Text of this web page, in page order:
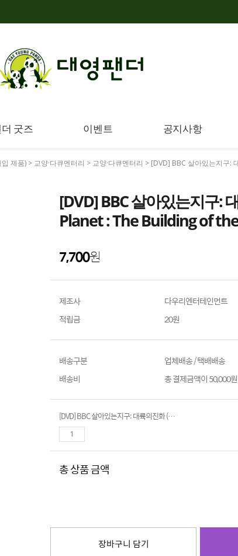
굿즈 이벤트 공지사항
제품) > 교양·다큐멘터리 > 교양·다큐멘터리 > [DVD] BBC 살아있는지구:
[DVD] BBC 살아있는지구:
Planet : The Building of
7,700원
제조사
다우리엔터테인먼트
적립금
20원
배송구분
업체배송 / 택배배송
배송비
총 결제금액이 50,000
[DVD] BBC 살아있는지구: 대륙의진화 (The Living Planet : The Building of the Earth)
총 상품 금액
장바구니 담기